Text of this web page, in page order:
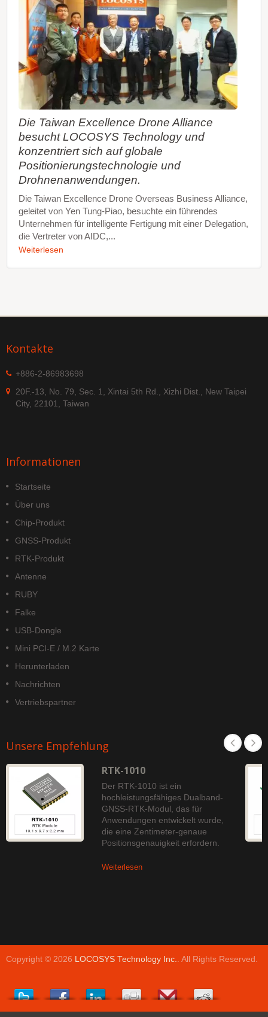
Die Taiwan Excellence Drone Alliance
besucht LOCOSYS Technology und
konzentriert sich auf globale
Positionierungstechnologie und
Drohnenanwendungen.
Die Taiwan Excellence Drone Overseas Business Alliance,
geleitet von Yen Tung-Piao, besuchte ein führendes
Unternehmen für intelligente Fertigung mit einer Delegation,
die Vertreter von AIDC,...
Weiterlesen
Kontakte
+886-2-86983698
20F.-13, No. 79, Sec. 1, Xintai 5th Rd., Xizhi Dist., New Taipei
City, 22101, Taiwan
Informationen
Startseite
Über uns
Chip-Produkt
GNSS-Produkt
RTK-Produkt
Antenne
RUBY
Falke
USB-Dongle
Mini PCI-E / M.2 Karte
Herunterladen
Nachrichten
Vertriebspartner
Unsere Empfehlung
RTK-1010
Der RTK-1010 ist ein
hochleistungsfähiges Dualband-
GNSS-RTK-Modul, das für
Anwendungen entwickelt wurde,
die eine Zentimeter-genaue
Positionsgenauigkeit erfordern.
Weiterlesen
Copyright © 2026 LOCOSYS Technology Inc. . All Rights Reserved.